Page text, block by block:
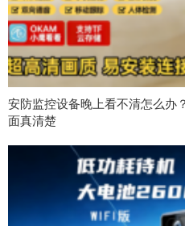
安防监控设备晚上看不清怎么办
面真清楚